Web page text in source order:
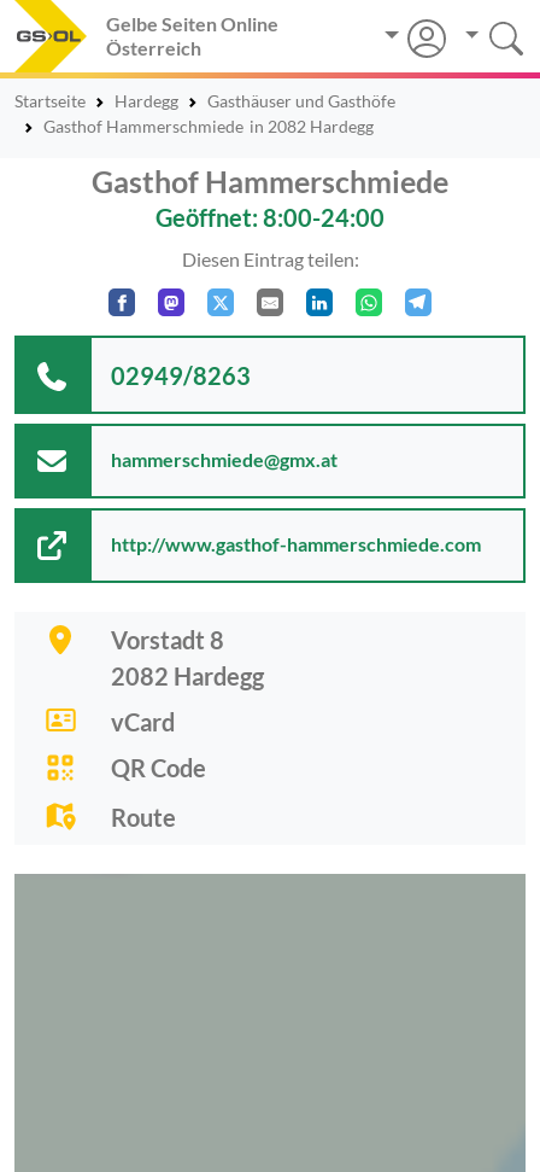
Gelbe Seiten Online
Österreich
Startseite Hardegg
Gasthäuser und Gasthöfe
Gasthof Hammerschmiede in 2082 Hardegg
Gasthof Hammerschmiede
Geöffnet: 8:00-24:00
Diesen Eintrag teilen:
Vorstadt 8
2082 Hardegg
vCard
QR Code
Route
02949/8263
hammerschmiede@gmx.at
http://www.gasthof-hammerschmiede.com